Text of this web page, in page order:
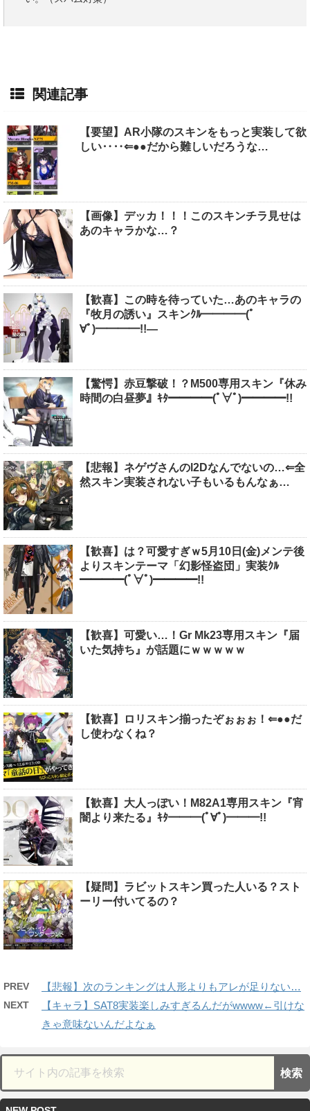
関連記事
【要望】AR小隊のスキンをもっと実装して欲
しい‥‥⇐●●だから難しいだろうな…
【画像】デッカ！！！このスキンチラ見せは
あのキャラかな…？
【歓喜】この時を待っていた…あのキャラの
『牧月の誘い』スキンｸﾙ━━━━(ﾟ
∀ﾟ)━━━━!!―
【驚愕】赤豆撃破！？M500専用スキン『休み
時間の白昼夢』ｷﾀ━━━━(ﾟ∀ﾟ)━━━━!!
【悲報】ネゲヴさんのl2Dなんでないの…⇐全
然スキン実装されない子もいるもんなぁ…
【歓喜】は？可愛すぎｗ5月10日(金)メンテ後
よりスキンテーマ「幻影怪盗団」実装ｸﾙ
━━━━(ﾟ∀ﾟ)━━━━!!
【歓喜】可愛い…！Gr Mk23専用スキン『届
いた気持ち』が話題にｗｗｗｗｗ
【歓喜】ロリスキン揃ったぞぉぉぉ！⇐●●だ
し使わなくね？
【歓喜】大人っぽい！M82A1専用スキン『宵
闇より来たる』ｷﾀ━━━(ﾟ∀ﾟ)━━━!!
【疑問】ラビットスキン買った人いる？スト
ーリー付いてるの？
PREV 【悲報】次のランキングは人形よりもアレが足りない…
NEXT
【キャラ】SAT8実装楽しみすぎるんだがwwww←引けな
きゃ意味ないんだよなぁ